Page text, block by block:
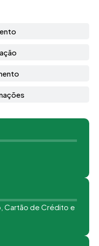
Cartão de Crédito e